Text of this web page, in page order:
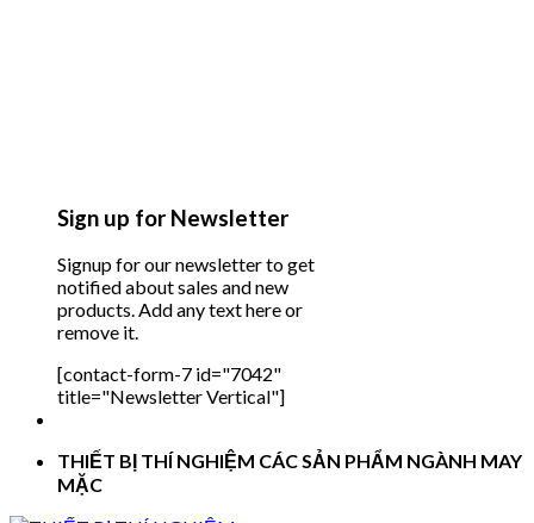
Sign up for Newsletter
Signup for our newsletter to get
notified about sales and new
products. Add any text here or
remove it.
[contact-form-7 id="7042"
title="Newsletter Vertical"]
THIẾT BỊ THÍ NGHIỆM CÁC SẢN PHẨM NGÀNH MAY
MẶC